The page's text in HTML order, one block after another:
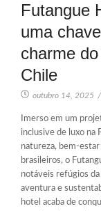
Futangue
uma
charme
Chile
outubro 14, 2025 /
Imerso em um
inclusive de luxo na
natureza, bem-
brasileiros, o
notáveis refúgios
aventura e
hotel acaba de